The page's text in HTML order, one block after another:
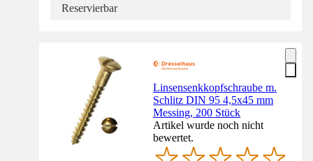
Reservierbar
Linsensenkkopfschraube m.
Schlitz DIN 95 4,5x45 mm
Messing, 200 Stück
Artikel wurde noch nicht
bewertet.